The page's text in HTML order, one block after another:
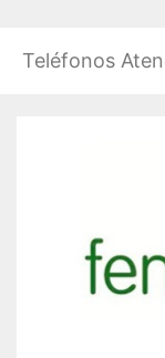
contenido
Teléfonos